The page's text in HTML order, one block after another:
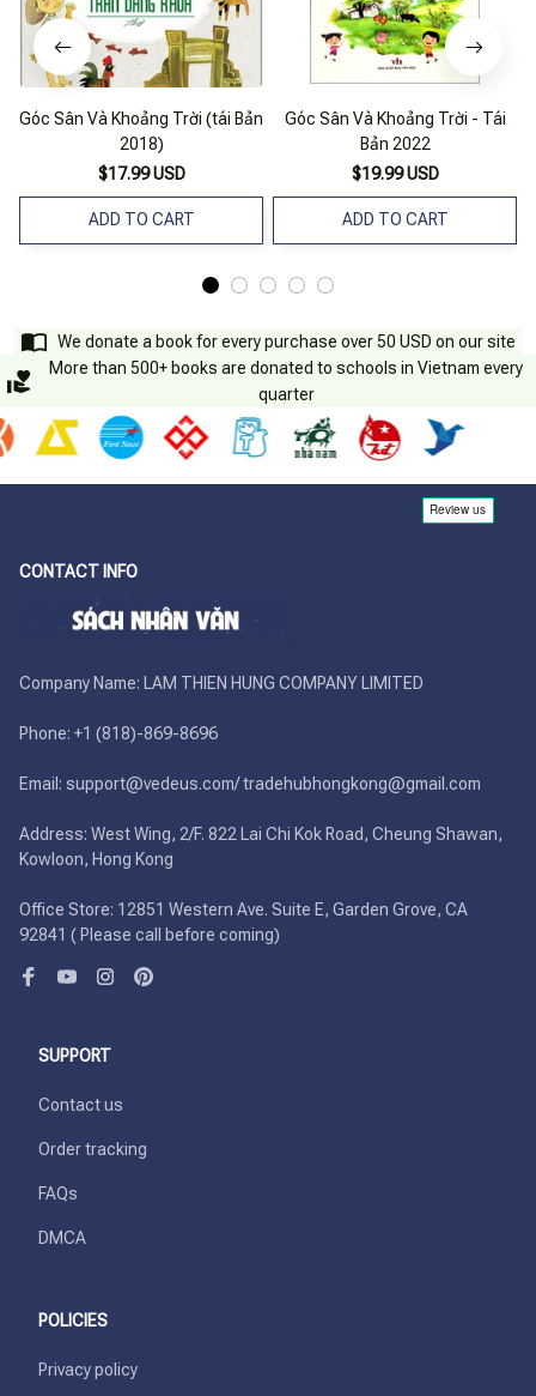
Góc Sân Và Khoảng Trời (tái Bản
2018)
$17.99 USD
ADD TO CART
Góc Sân Và Khoảng Trời - Tái
Bản 2022
$19.99 USD
ADD TO CART
We donate a book for every purchase over 50 USD on our site
More than 500+ books are donated to schools in Vietnam every
quarter
CONTACT INFO
Company Name: LAM THIEN HUNG COMPANY LIMITED
Phone: +1 (818)-869-8696
Email: support@vedeus.com/ tradehubhongkong@gmail.com
Address: West Wing, 2/F. 822 Lai Chi Kok Road, Cheung Shawan,
Kowloon, Hong Kong
Office Store: 12851 Western Ave. Suite E, Garden Grove, CA
92841 ( Please call before coming)
SUPPORT
Contact us
Order tracking
FAQs
DMCA
POLICIES
Privacy policy